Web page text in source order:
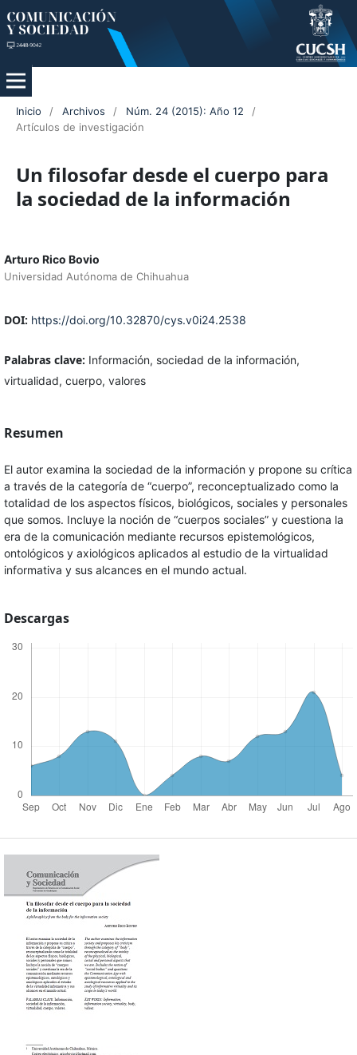
Inicio / Archivos / Núm. 24 (2015): Año 12
/
Artículos de investigación
Un filosofar desde el cuerpo para
la sociedad de la información
Arturo Rico Bovio
Universidad Autónoma de Chihuahua
DOI: https://doi.org/10.32870/cys.v0i24.2538
Palabras clave: Información, sociedad de la información,
virtualidad, cuerpo, valores
Resumen
El autor examina la sociedad de la información y propone su crítica
a través de la categoría de “cuerpo”, reconceptualizado como la
totalidad de los aspectos físicos, biológicos, sociales y personales
que somos. Incluye la noción de “cuerpos sociales” y cuestiona la
era de la comunicación mediante recursos epistemológicos,
ontológicos y axiológicos aplicados al estudio de la virtualidad
informativa y sus alcances en el mundo actual.
Descargas